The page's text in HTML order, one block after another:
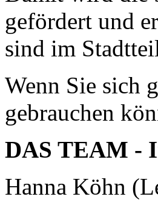
gefördert und
sind im
Wenn Sie sich
gebrauchen
DAS TEAM -
Hanna Köhn